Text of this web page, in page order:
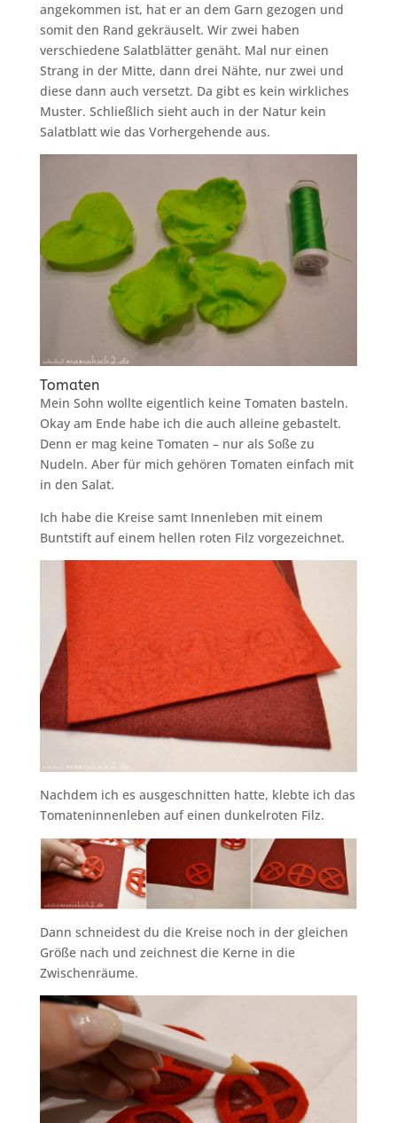
angekommen ist, hat er an dem Garn gezogen und
somit den Rand gekräuselt. Wir zwei haben
verschiedene Salatblätter genäht. Mal nur einen
Strang in der Mitte, dann drei Nähte, nur zwei und
diese dann auch versetzt. Da gibt es kein wirkliches
Muster. Schließlich sieht auch in der Natur kein
Salatblatt wie das Vorhergehende aus.
Tomaten
Mein Sohn wollte eigentlich keine Tomaten basteln.
Okay am Ende habe ich die auch alleine gebastelt.
Denn er mag keine Tomaten – nur als Soße zu
Nudeln. Aber für mich gehören Tomaten einfach mit
in den Salat.
Ich habe die Kreise samt Innenleben mit einem
Buntstift auf einem hellen roten Filz vorgezeichnet.
Nachdem ich es ausgeschnitten hatte, klebte ich das
Tomateninnenleben auf einen dunkelroten Filz.
Dann schneidest du die Kreise noch in der gleichen
Größe nach und zeichnest die Kerne in die
Zwischenräume.